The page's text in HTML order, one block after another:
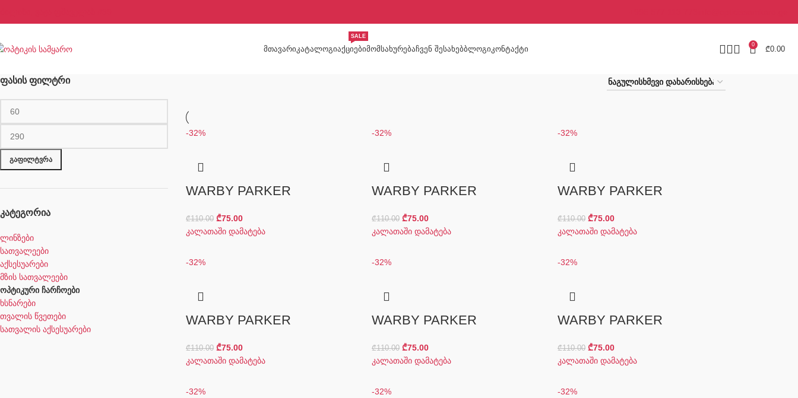
ᲛᲗᲐᲕᲐᲠᲘᲙᲐᲢᲐᲚᲝᲒᲘᲐᲥᲪᲘᲔᲑᲘ
SALE
ᲛᲝᲛᲡᲐᲮᲣᲠᲔᲑᲐᲩᲕᲔᲜ ᲨᲔᲡᲐᲮᲔᲑᲑᲚᲝᲒᲘᲙᲝᲜᲢᲐᲥᲢᲘ
0
₾0.00
ᲤᲐᲡᲘᲡ ᲤᲘᲚᲢᲠᲘ
ᲒᲐᲤᲘᲚᲢᲕᲠᲐ
ᲙᲐᲢᲔᲒᲝᲠᲘᲐ
ლინზები
სათვალეები
აქსესუარები
მზის სათვალეები
ოპტიკური ჩარჩოები
ხსნარები
თვალის წვეთები
სათვალის აქსესუარები
-32%
WARBY PARKER
₾110.00 ₾75.00
კალათაში დამატება
-32%
WARBY PARKER
₾110.00 ₾75.00
კალათაში დამატება
-32%
WARBY PARKER
₾110.00 ₾75.00
კალათაში დამატება
-32%
WARBY PARKER
₾110.00 ₾75.00
კალათაში დამატება
-32%
WARBY PARKER
₾110.00 ₾75.00
კალათაში დამატება
-32%
WARBY PARKER
₾110.00 ₾75.00
კალათაში დამატება
-32% -32% -32%